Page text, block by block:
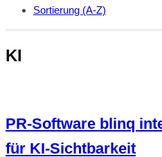
Sortierung (A-Z)
KI
PR-Software blinq
für KI-Sichtbarkeit